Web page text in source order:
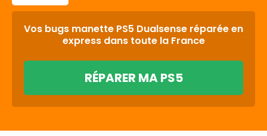
Vos bugs manette PS5 Dualsense réparée en
express dans toute la France
RÉPARER MA PS5